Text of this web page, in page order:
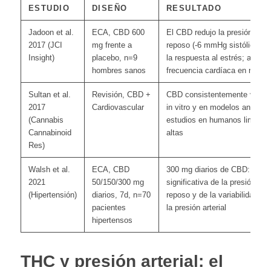
ESTUDIO DISEÑO RESULTADO
Jadoon et al.
2017 (JCI
Insight)
ECA, CBD 600
mg frente a
placebo, n=9
hombres sanos
El CBD redujo la presión
reposo (-6 mmHg sistólica);
la respuesta al estrés;
frecuencia cardíaca en
Sultan et al.
2017
(Cannabis
Cannabinoid
Res)
Revisión, CBD +
Cardiovascular
CBD consistentemente
in vitro y en modelos
estudios en humanos
altas
Walsh et al.
2021
(Hipertensión)
ECA, CBD
50/150/300 mg
diarios, 7d, n=70
pacientes
hipertensos
300 mg diarios de CBD:
significativa de la presión
reposo y de la variabilidad
la presión arterial
THC y presión arterial: el